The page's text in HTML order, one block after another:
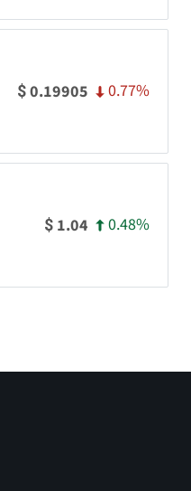
$0.19905 0.77%
$ 1.04 0.48%